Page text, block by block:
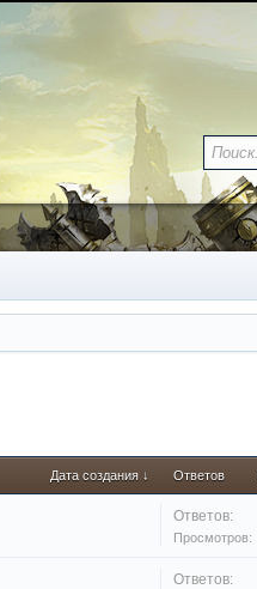
Дата создания ↓ Ответов
Ответов:
Просмотров:
Ответов: